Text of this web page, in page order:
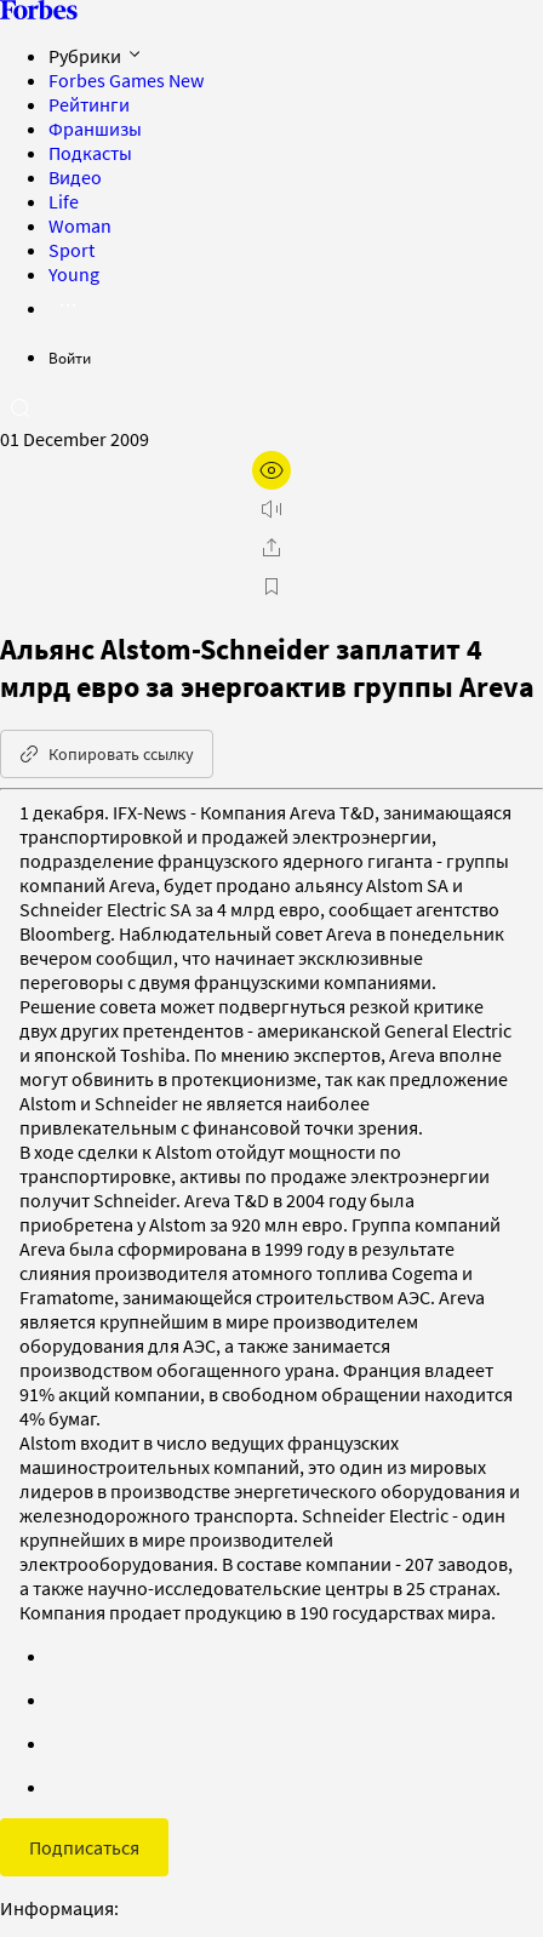
Рубрики
Forbes Games New
Рейтинги
Франшизы
Подкасты
Видео
Life
Woman
Sport
Young
Войти
01 December 2009
Альянс Alstom-Schneider заплатит 4
млрд евро за энергоактив группы Areva
Копировать ссылку
1 декабря. IFX-News - Компания Areva T&D, занимающаяся
транспортировкой и продажей электроэнергии,
подразделение французского ядерного гиганта - группы
компаний Areva, будет продано альянсу Alstom SA и
Schneider Electric SA за 4 млрд евро, сообщает агентство
Bloomberg. Наблюдательный совет Areva в понедельник
вечером сообщил, что начинает эксклюзивные
переговоры с двумя французскими компаниями.
Решение совета может подвергнуться резкой критике
двух других претендентов - американской General Electric
и японской Toshiba. По мнению экспертов, Areva вполне
могут обвинить в протекционизме, так как предложение
Alstom и Schneider не является наиболее
привлекательным с финансовой точки зрения.
В ходе сделки к Alstom отойдут мощности по
транспортировке, активы по продаже электроэнергии
получит Schneider. Areva T&D в 2004 году была
приобретена у Alstom за 920 млн евро. Группа компаний
Areva была сформирована в 1999 году в результате
слияния производителя атомного топлива Cogema и
Framatome, занимающейся строительством АЭС. Areva
является крупнейшим в мире производителем
оборудования для АЭС, а также занимается
производством обогащенного урана. Франция владеет
91% акций компании, в свободном обращении находится
4% бумаг.
Alstom входит в число ведущих французских
машиностроительных компаний, это один из мировых
лидеров в производстве энергетического оборудования и
железнодорожного транспорта. Schneider Electric - один
крупнейших в мире производителей
электрооборудования. В составе компании - 207 заводов,
а также научно-исследовательские центры в 25 странах.
Компания продает продукцию в 190 государствах мира.
Подписаться
Информация: